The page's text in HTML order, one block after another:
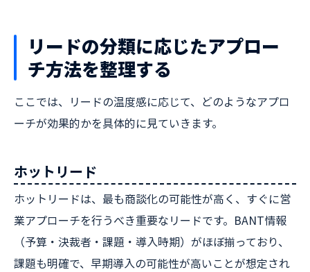
リードの分類に応じたアプロー
チ方法を整理する
ここでは、リードの温度感に応じて、どのようなアプロ
ーチが効果的かを具体的に見ていきます。
ホットリード
ホットリードは、最も商談化の可能性が高く、すぐに営
業アプローチを行うべき重要なリードです。BANT情報
（予算・決裁者・課題・導入時期）がほぼ揃っており、
課題も明確で、早期導入の可能性が高いことが想定され